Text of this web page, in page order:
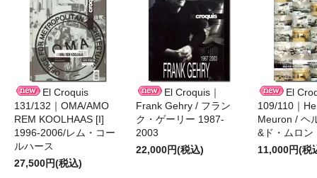
El Croquis
131/132｜OMA/AMO
REM KOOLHAAS [I]
1996-2006/レム・コー
ルハース
27,500円(税込)
El Croquis｜
Frank Gehry / フラン
ク・ゲーリー 1987-
2003
22,000円(税込)
El
109/110｜
Meuron / ヘ
&ド・ムロ
11,000円(税